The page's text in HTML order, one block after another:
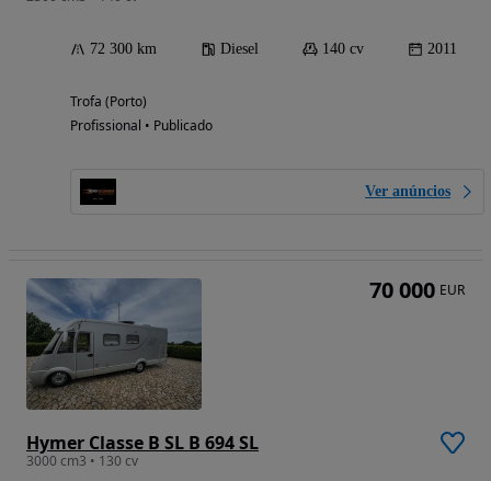
72 300 km Diesel 140 cv 2011
Trofa (Porto)
Profissional • Publicado
Ver anúncios
Hymer Classe B SL B 694 SL
3000 cm3 • 130 cv
70 000 EUR